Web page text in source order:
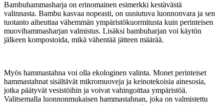
Bambuhammasharja on erinomainen esimerkki kestävästä
valinnasta. Bambu kasvaa nopeasti, on uusiutuva luonnonvara ja sen
tuotanto aiheuttaa vähemmän ympäristökuormitusta kuin perinteisen
muovihammasharjan valmistus. Lisäksi bambuharjan voi käytön
jälkeen kompostoida, mikä vähentää jätteen määrää.
Myös hammastahna voi olla ekologinen valinta. Monet perinteiset
hammastahnat sisältävät mikromuoveja ja keinotekoisia ainesosia,
jotka päätyvät vesistöihin ja voivat vahingoittaa ympäristöä.
Valitsemalla luonnonmukaisen hammastahnan, joka on valmistettu